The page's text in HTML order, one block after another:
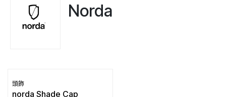
Norda
頭飾
norda Shade Cap